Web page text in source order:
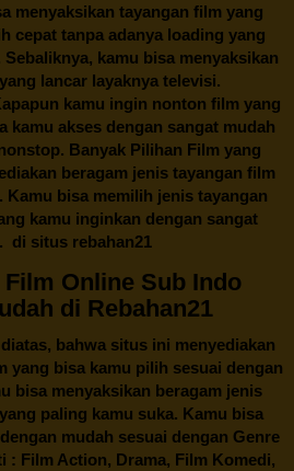
menyaksikan tayangan film yang
cepat tanpa adanya loading yang
kamu bisa menyaksikan
lancar layaknya televisi.
kamu ingin nonton film yang
kamu akses dengan sangat mudah
Banyak Pilihan Film yang
beragam jenis tayangan film
Kamu bisa memilih jenis tayangan
kamu inginkan dengan sangat
di situs rebahan21
Online Sub Indo
di Rebahan21
bahwa situs ini menyediakan
yang bisa kamu pilih sesuai dengan
bisa menyaksikan beragam jenis
paling kamu suka. Kamu bisa
mudah sesuai dengan Genre
: Film Action, Drama, Film Komedi,